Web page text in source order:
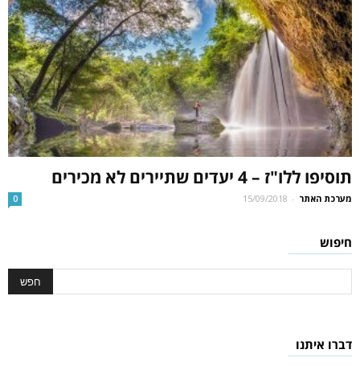
תוסיפו ללו"ז – 4 יעדים שתיירים לא מכירים
מערכת האתר -
15/09/2018
0
חיפוש
דברו איתנו